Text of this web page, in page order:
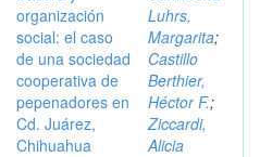
organización
social: el caso
de una sociedad
cooperativa de
pepenadores en
Cd. Juárez,
Chihuahua
Luhrs,
Margarita;
Castillo
Berthier,
Héctor F.;
Ziccardi,
Alicia